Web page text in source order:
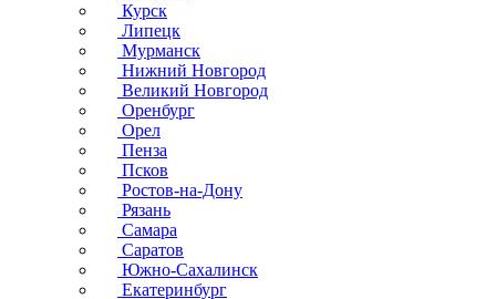
Курск
Липецк
Мурманск
Нижний Новгород
Великий Новгород
Оренбург
Орел
Пенза
Псков
Ростов-на-Дону
Рязань
Самара
Саратов
Южно-Сахалинск
Екатеринбург